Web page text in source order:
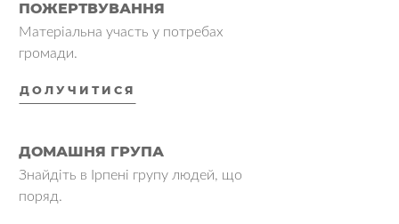
ПОЖЕРТВУВАННЯ
Матеріальна участь у потребах
громади.
ДОЛУЧИТИСЯ
ДОМАШНЯ ГРУПА
Знайдіть в Ірпені групу людей, що
поряд.